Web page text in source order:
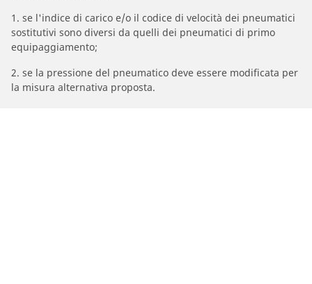
1. se l'indice di carico e/o il codice di velocità dei pneumatici
sostitutivi sono diversi da quelli dei pneumatici di primo
equipaggiamento;
2. se la pressione del pneumatico deve essere modificata per
la misura alternativa proposta.